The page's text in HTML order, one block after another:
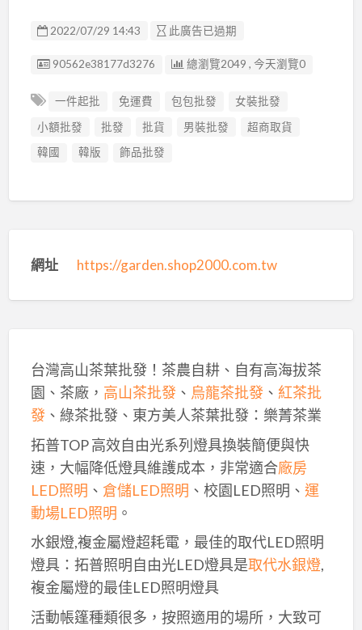
2022/07/29 14:43 此廣告已過期
廣告编號
90562e38177d3276 總瀏覽2049 , 今天瀏覽0
一件起批 免運費 包包批發
女裝批發
小額批發
批發 批貨 男裝批發
超商取貨
韓國
韓版 飾品批發
網址 https://garden.shop2000.com.tw
台灣高山茶葉批發！茶農自耕、自有高海拔茶
園、茶廠， 高山茶批發、 烏龍茶批發、 紅茶批
發、綠茶批發、東方美人茶葉批發：樂菁茶業
拓普TOP 高效自由光系列燈具換裝簡便與快
速，大幅降低燈具維護成本，非常適合廠房
LED照明 、 倉儲LED照明 、校園LED照明、 運
動場LED照明 。
水銀燈,複金屬燈超耗電，最佳的取代LED照明
燈具：拓普照明自由光LED燈具是取代水銀燈,
複金屬燈的最佳LED照明燈具
活動帳篷種類很多，按照適用的場所，大致可